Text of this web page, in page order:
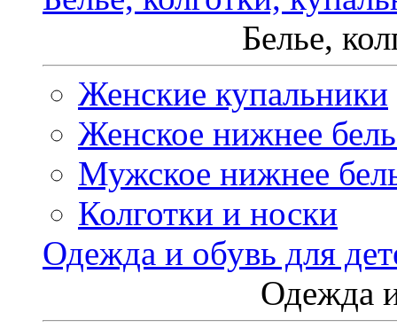
Белье,
Женские купальники
Женское нижнее
Мужское нижнее
Колготки и носки
Одежда и обувь для
Одежда